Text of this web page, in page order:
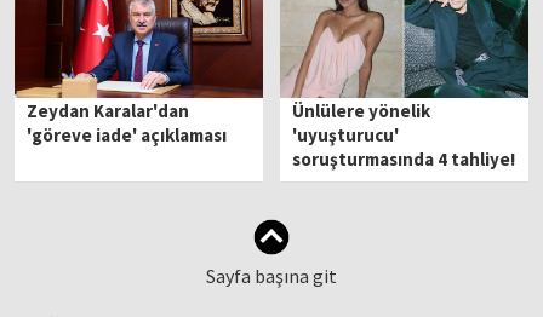
Zeydan Karalar'dan
'göreve iade' açıklaması
Ünlülere yönelik
'uyuşturucu'
soruşturmasında 4 tahliye!
Sayfa başına git